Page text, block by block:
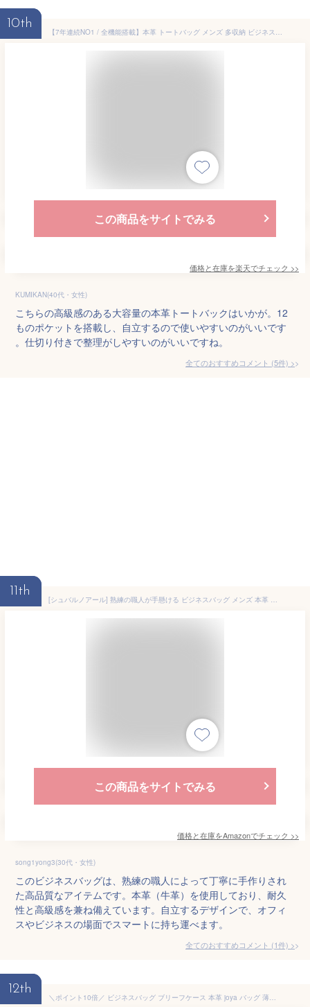
10th
【7年連続NO1 / 全機能搭載】本革 トートバッグ メンズ 多収納 ビジネス 12ポケット キャリーオン 大きめ A4 B4 鞄 ビジネストートバッグ トートバック トートバッグメンズ ファスナー付きブランド ビジネスバッグ 通勤 ブランド おしゃれ カジュアル pc 大容量 / RT1
この商品をサイトでみる
価格と在庫を楽天でチェック >>
KUMIKAN(40代・女性)
こちらの高級感のある大容量の本革トートバックはいかが。12
ものポケットを搭載し、自立するので使いやすいのがいいです
。仕切り付きで整理がしやすいのがいいですね。
全てのおすすめコメント (5件) >
11th
[シュバルノアール] 熟練の職人が手懸ける ビジネスバッグ メンズ 本革 革 レザー 大容量 牛革 自立 通勤 ビジネス 【本革証明済】 (グリーン)
この商品をサイトでみる
価格と在庫をAmazonでチェック >>
song1yong3(30代・女性)
このビジネスバッグは、熟練の職人によって丁寧に手作りされ
た高品質なアイテムです。本革（牛革）を使用しており、耐久
性と高級感を兼ね備えています。自立するデザインで、オフィ
スやビジネスの場面でスマートに持ち運べます。
全てのおすすめコメント (1件) >
12th
＼ポイント10倍／ ビジネスバッグ ブリーフケース 本革 joya バッグ 薄型 メンズ ヌメ革 レザー ビジネス 通勤 通学 人気 ブランド レディース 高級 a4 大きい カバン 鞄 パソコンバッグ PCバッグ 軽量 軽い スリム 薄マチ 出張 手提げ JOYA